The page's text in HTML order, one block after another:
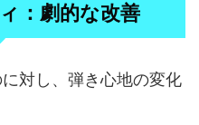
：劇的な改善
対し、弾き心地の変化